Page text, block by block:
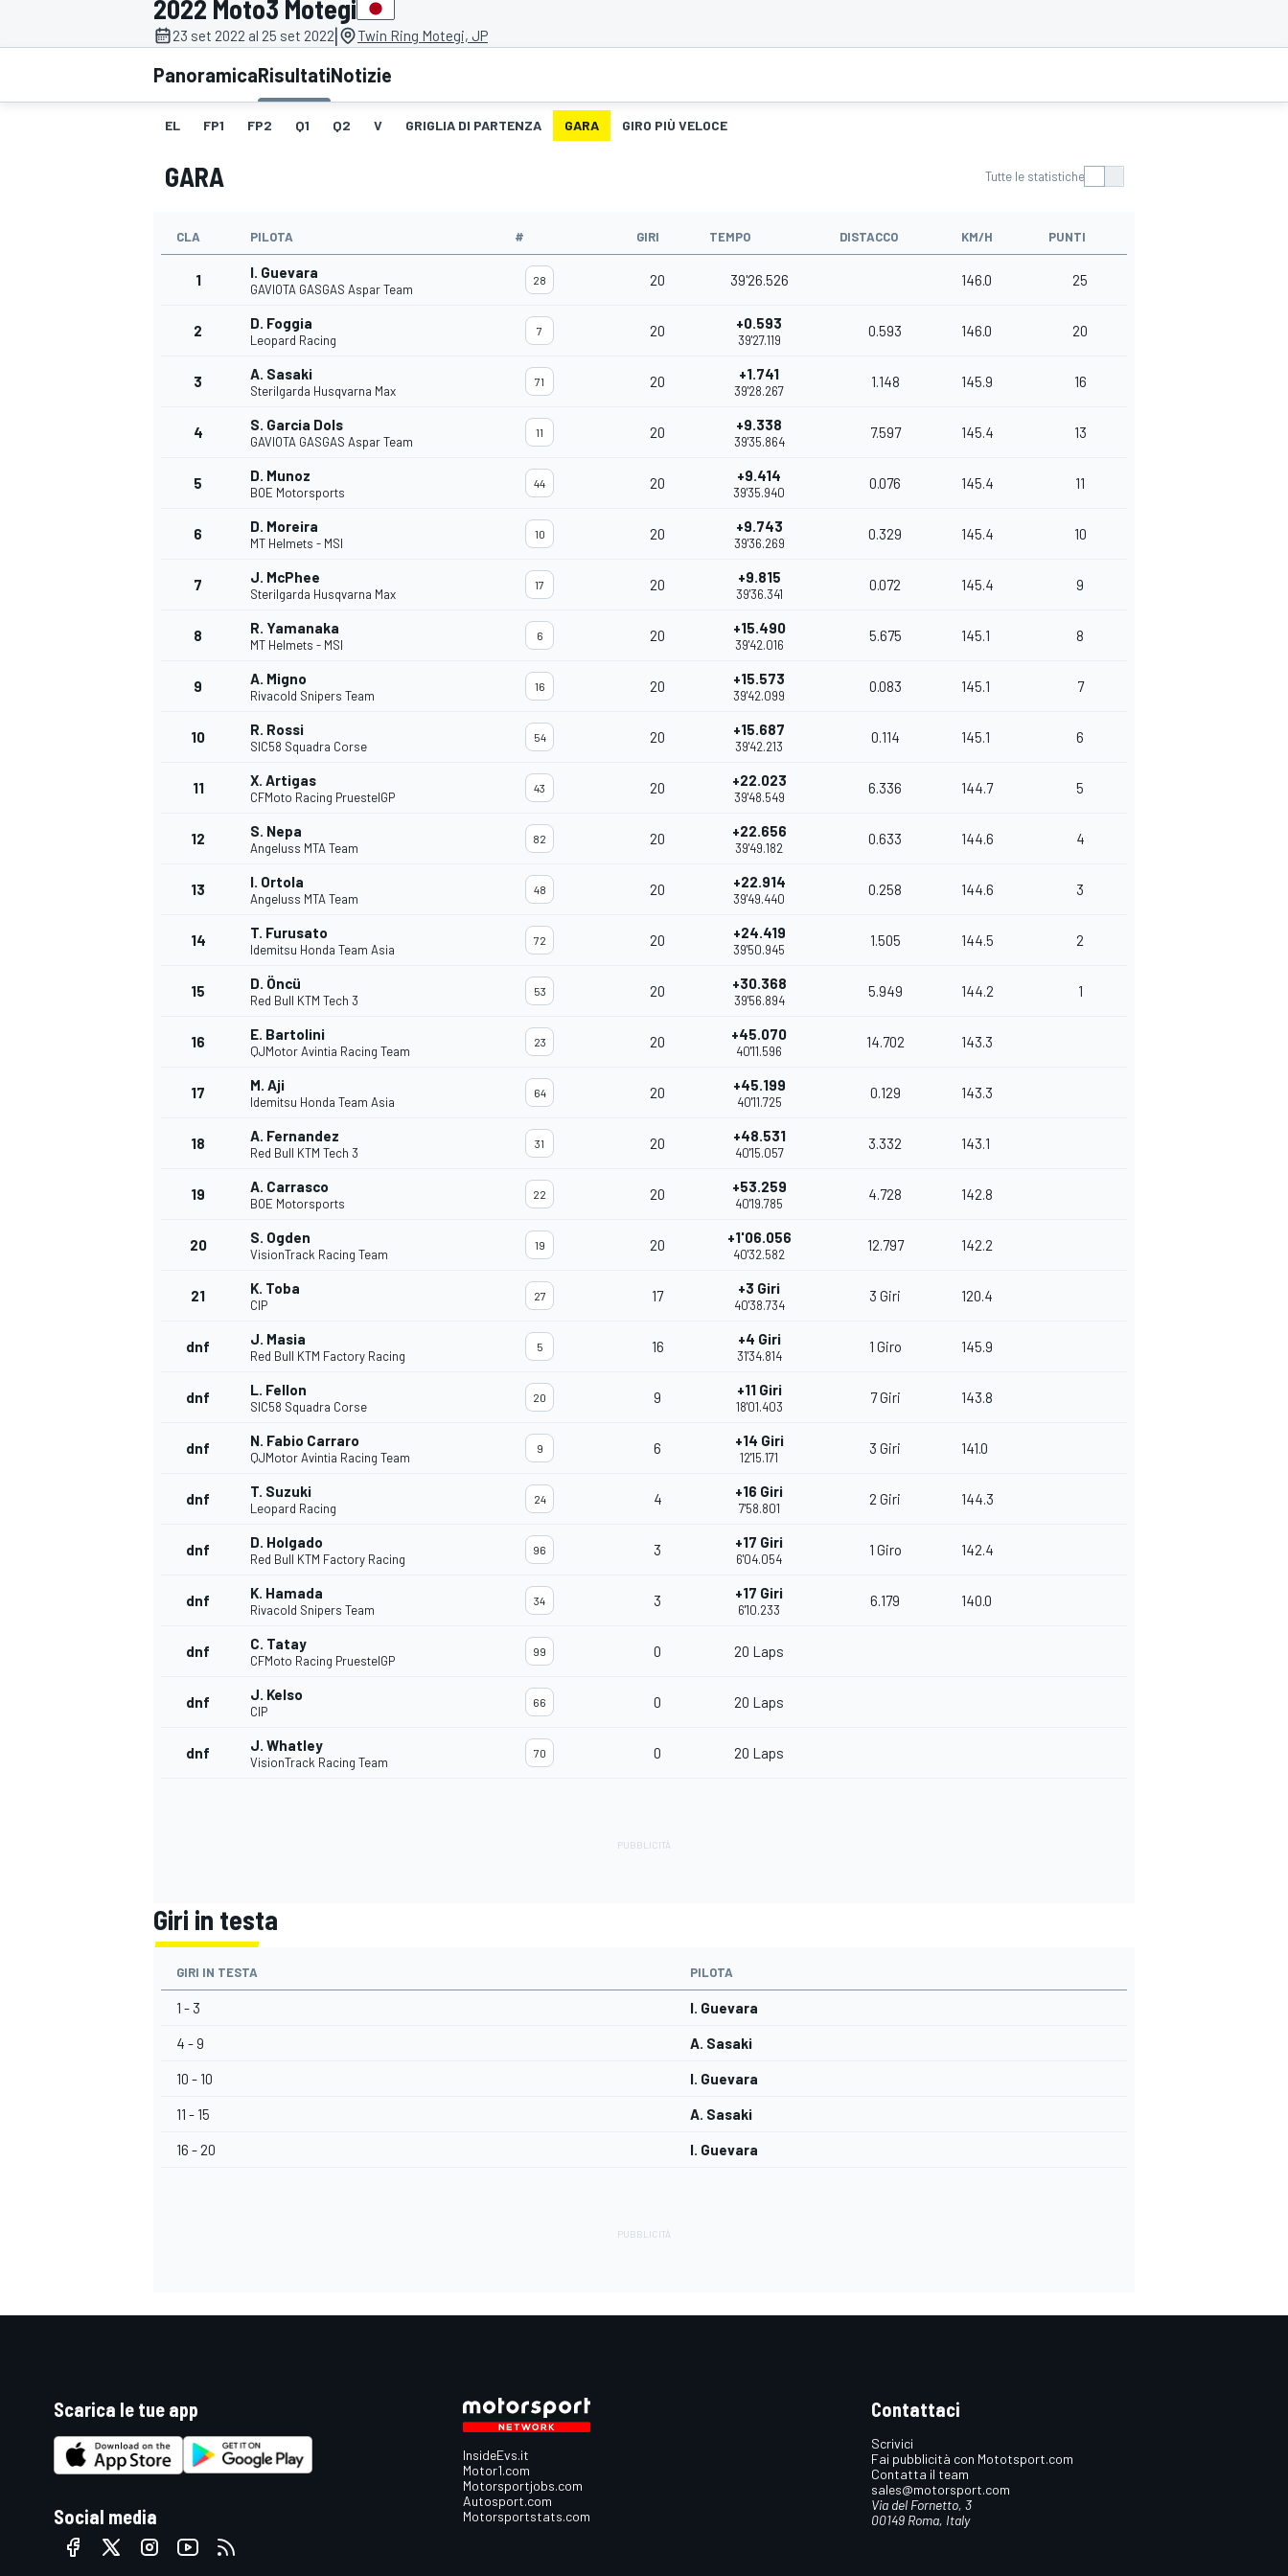
MOTOGP WEC
WRC
MONOPOSTO
MONOMARCA
RALLY
2022 Moto3 Motegi
23 set 2022 al 25 set 2022| Twin Ring Motegi, JP
PanoramicaRisultatiNotizie
EL FP1 FP2 Q1 Q2 V GRIGLIA DI PARTENZA GARA GIRO PIÙ VELOCE
GARA Tutte le statistiche
CLA PILOTA # GIRI TEMPO DISTACCO KM/H PUNTI
1 I. Guevara
GAVIOTA GASGAS Aspar Team
28 20 39'26.526 146.0 25
2 D. Foggia
Leopard Racing
7 20 +0.593
39'27.119
0.593 146.0 20
3 A. Sasaki
Sterilgarda Husqvarna Max
71 20 +1.741
39'28.267
1.148 145.9 16
4 S. Garcia Dols
GAVIOTA GASGAS Aspar Team
11 20 +9.338
39'35.864
7.597 145.4 13
5 D. Munoz
BOE Motorsports
44 20 +9.414
39'35.940
0.076 145.4 11
6 D. Moreira
MT Helmets - MSI
10 20 +9.743
39'36.269
0.329 145.4 10
7 J. McPhee
Sterilgarda Husqvarna Max
17 20 +9.815
39'36.341
0.072 145.4 9
8 R. Yamanaka
MT Helmets - MSI
6 20 +15.490
39'42.016
5.675 145.1 8
9 A. Migno
Rivacold Snipers Team
16 20 +15.573
39'42.099
0.083 145.1 7
10 R. Rossi
SIC58 Squadra Corse
54 20 +15.687
39'42.213
0.114 145.1 6
11 X. Artigas
CFMoto Racing PruestelGP
43 20 +22.023
39'48.549
6.336 144.7 5
12 S. Nepa
Angeluss MTA Team
82 20 +22.656
39'49.182
0.633 144.6 4
13 I. Ortola
Angeluss MTA Team
48 20 +22.914
39'49.440
0.258 144.6 3
14 T. Furusato
Idemitsu Honda Team Asia
72 20 +24.419
39'50.945
1.505 144.5 2
15 D. Öncü
Red Bull KTM Tech 3
53 20 +30.368
39'56.894
5.949 144.2 1
16 E. Bartolini
QJMotor Avintia Racing Team
23 20 +45.070
40'11.596
14.702 143.3
17 M. Aji
Idemitsu Honda Team Asia
64 20 +45.199
40'11.725
0.129 143.3
18 A. Fernandez
Red Bull KTM Tech 3
31 20 +48.531
40'15.057
3.332 143.1
19 A. Carrasco
BOE Motorsports
22 20 +53.259
40'19.785
4.728 142.8
20 S. Ogden
VisionTrack Racing Team
19 20 +1'06.056
40'32.582
12.797 142.2
21 K. Toba
CIP
27 17 +3 Giri
40'38.734
3 Giri 120.4
dnf J. Masia
Red Bull KTM Factory Racing
5 16 +4 Giri
31'34.814
1 Giro 145.9
dnf L. Fellon
SIC58 Squadra Corse
20 9 +11 Giri
18'01.403
7 Giri 143.8
dnf N. Fabio Carraro
QJMotor Avintia Racing Team
9 6 +14 Giri
12'15.171
3 Giri 141.0
dnf T. Suzuki
Leopard Racing
24 4 +16 Giri
7'58.801
2 Giri 144.3
dnf D. Holgado
Red Bull KTM Factory Racing
96 3 +17 Giri
6'04.054
1 Giro 142.4
dnf K. Hamada
Rivacold Snipers Team
34 3 +17 Giri
6'10.233
6.179 140.0
dnf C. Tatay
CFMoto Racing PruestelGP
99 0 20 Laps
dnf J. Kelso
CIP
66 0 20 Laps
dnf J. Whatley
VisionTrack Racing Team
70 0 20 Laps
Giri in testa
GIRI IN TESTA PILOTA
1 - 3 I. Guevara
4 - 9 A. Sasaki
10 - 10 I. Guevara
11 - 15 A. Sasaki
16 - 20 I. Guevara
Scarica le tue app
Social media
InsideEvs.it
Motor1.com
Motorsportjobs.com
Autosport.com
Motorsportstats.com
Contattaci
Scrivici
Fai pubblicità con Mototsport.com
Contatta il team
sales@motorsport.com
Via del Fornetto, 3
00149 Roma, Italy